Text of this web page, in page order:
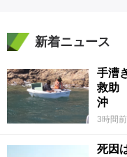
新着ニュース
手漕
救助
沖
3時間前
死因